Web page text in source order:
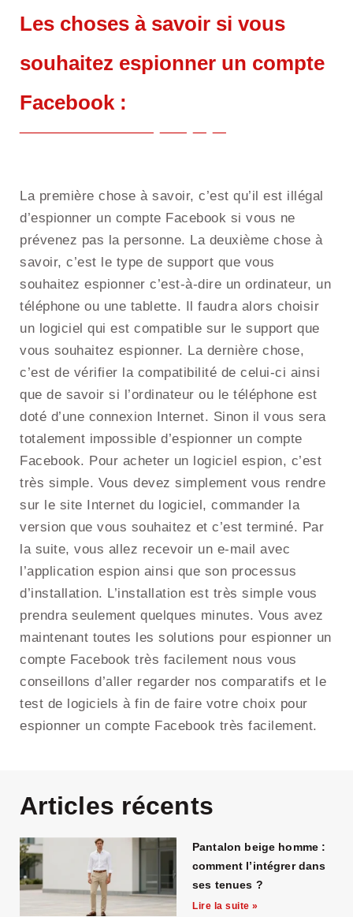
Les choses à savoir si vous
souhaitez espionner un compte
Facebook :
La première chose à savoir, c’est qu’il est illégal
d’espionner un compte Facebook si vous ne
prévenez pas la personne. La deuxième chose à
savoir, c’est le type de support que vous
souhaitez espionner c’est-à-dire un ordinateur, un
téléphone ou une tablette. Il faudra alors choisir
un logiciel qui est compatible sur le support que
vous souhaitez espionner. La dernière chose,
c’est de vérifier la compatibilité de celui-ci ainsi
que de savoir si l’ordinateur ou le téléphone est
doté d’une connexion Internet. Sinon il vous sera
totalement impossible d’espionner un compte
Facebook. Pour acheter un logiciel espion, c’est
très simple. Vous devez simplement vous rendre
sur le site Internet du logiciel, commander la
version que vous souhaitez et c’est terminé. Par
la suite, vous allez recevoir un e-mail avec
l’application espion ainsi que son processus
d’installation. L’installation est très simple vous
prendra seulement quelques minutes. Vous avez
maintenant toutes les solutions pour espionner un
compte Facebook très facilement nous vous
conseillons d’aller regarder nos comparatifs et le
test de logiciels à fin de faire votre choix pour
espionner un compte Facebook très facilement.
Articles récents
Pantalon beige homme :
comment l’intégrer dans
ses tenues ?
Lire la suite »